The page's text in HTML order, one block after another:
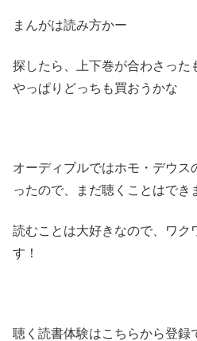
まんがは読み方かー
探したら、上下巻が合わさった
やっぱりどっちも買おうかな
オーディブルではホモ・デウス
ったので、まだ聴くことはでき
読むことは大好きなので、ワク
す！
聴く読書体験はこちらから登録